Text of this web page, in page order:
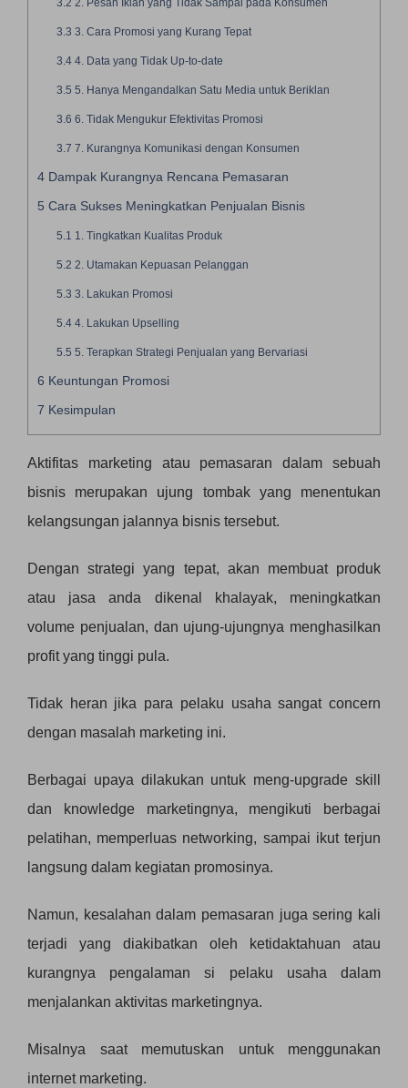
3.2 2. Pesan Iklan yang Tidak Sampai pada Konsumen
3.3 3. Cara Promosi yang Kurang Tepat
3.44. Data yang Tidak Up-to-date
3.5 5. Hanya Mengandalkan Satu Media untuk Beriklan
3.6 6. Tidak Mengukur Efektivitas Promosi
3.7 7. Kurangnya Komunikasi dengan Konsumen
4 Dampak Kurangnya Rencana Pemasaran
5 Cara Sukses Meningkatkan Penjualan Bisnis
5.1 1. Tingkatkan Kualitas Produk
5.2 2. Utamakan Kepuasan Pelanggan
5.3 3. Lakukan Promosi
5.44. Lakukan Upselling
5.5 5. Terapkan Strategi Penjualan yang Bervariasi
6 Keuntungan Promosi
7 Kesimpulan
Aktifitas marketing atau pemasaran dalam sebuah
bisnis merupakan ujung tombak yang menentukan
kelangsungan jalannya bisnis tersebut.
Dengan strategi yang tepat, akan membuat produk
atau jasa anda dikenal khalayak, meningkatkan
volume penjualan, dan ujung-ujungnya menghasilkan
profit yang tinggi pula.
Tidak heran jika para pelaku usaha sangat concern
dengan masalah marketing ini.
Berbagai upaya dilakukan untuk meng-upgrade skill
dan knowledge marketingnya, mengikuti berbagai
pelatihan, memperluas networking, sampai ikut terjun
langsung dalam kegiatan promosinya.
Namun, kesalahan dalam pemasaran juga sering kali
terjadi yang diakibatkan oleh ketidaktahuan atau
kurangnya pengalaman si pelaku usaha dalam
menjalankan aktivitas marketingnya.
Misalnya saat memutuskan untuk menggunakan
internet marketing.